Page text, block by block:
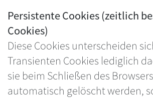
Persistente Cookies (zeitlich
Cookies)
Diese Cookies unterscheiden
Transienten Cookies lediglich
sie beim Schließen des
automatisch gelöscht werden,